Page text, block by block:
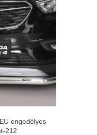
engedélyes
212